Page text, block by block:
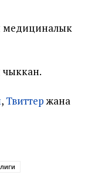
медициналык
, Твиттержана